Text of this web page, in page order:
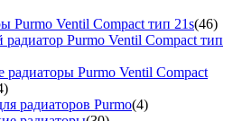
Purmo Ventil Compact тип 21s(46)
радиатор Purmo Ventil Compact тип
радиаторы Purmo Ventil Compact
радиаторов Purmo(4)